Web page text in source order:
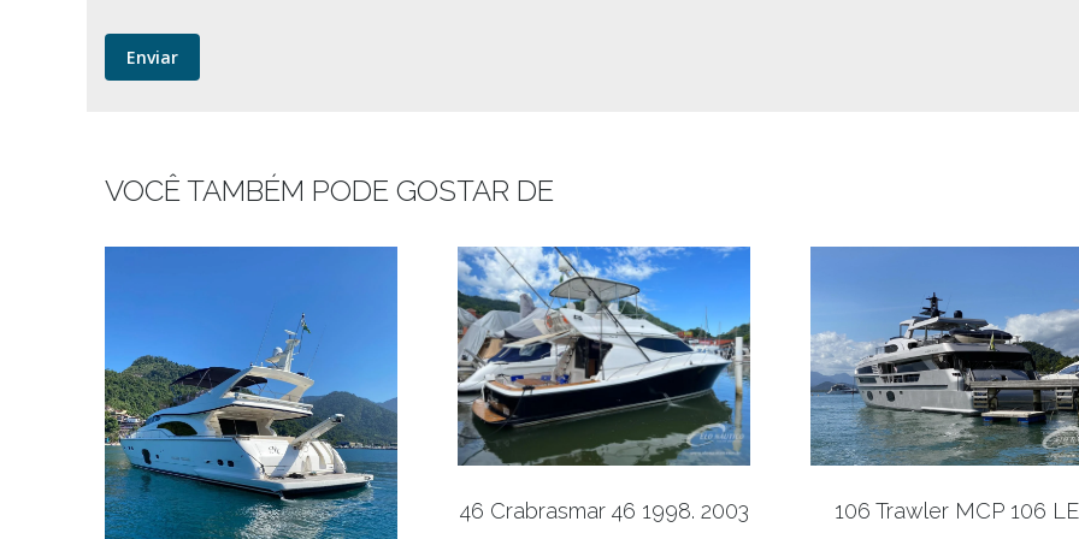
VOCÊ TAMBÉM PODE GOSTAR DE
46 Crabrasmar 46 1998. 2003 106 Trawler MCP 106 LE